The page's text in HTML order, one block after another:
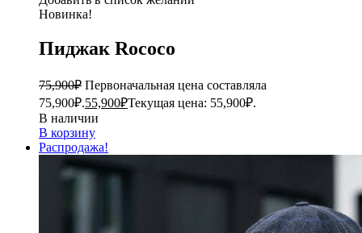
Новинка!
Пиджак Rococo
75,900₽ Первоначальная цена составляла
75,900₽.55,900₽Текущая цена: 55,900₽.
В наличии
В корзину
Распродажа!